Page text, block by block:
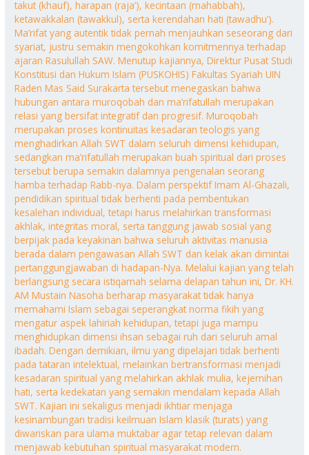
takut (khauf), harapan (raja’), kecintaan (mahabbah),
ketawakkalan (tawakkul), serta kerendahan hati (tawadhu’).
Ma’rifat yang autentik tidak pernah menjauhkan seseorang dari
syariat, justru semakin mengokohkan komitmennya terhadap
ajaran Rasulullah SAW. Menutup kajiannya, Direktur Pusat Studi
Konstitusi dan Hukum Islam (PUSKOHIS) Fakultas Syariah UIN
Raden Mas Said Surakarta tersebut menegaskan bahwa
hubungan antara muroqobah dan ma’rifatullah merupakan
relasi yang bersifat integratif dan progresif. Muroqobah
merupakan proses kontinuitas kesadaran teologis yang
menghadirkan Allah SWT dalam seluruh dimensi kehidupan,
sedangkan ma’rifatullah merupakan buah spiritual dari proses
tersebut berupa semakin dalamnya pengenalan seorang
hamba terhadap Rabb-nya. Dalam perspektif Imam Al-Ghazali,
pendidikan spiritual tidak berhenti pada pembentukan
kesalehan individual, tetapi harus melahirkan transformasi
akhlak, integritas moral, serta tanggung jawab sosial yang
berpijak pada keyakinan bahwa seluruh aktivitas manusia
berada dalam pengawasan Allah SWT dan kelak akan dimintai
pertanggungjawaban di hadapan-Nya. Melalui kajian yang telah
berlangsung secara istiqamah selama delapan tahun ini, Dr. KH.
AM Mustain Nasoha berharap masyarakat tidak hanya
memahami Islam sebagai seperangkat norma fikih yang
mengatur aspek lahiriah kehidupan, tetapi juga mampu
menghidupkan dimensi ihsan sebagai ruh dari seluruh amal
ibadah. Dengan demikian, ilmu yang dipelajari tidak berhenti
pada tataran intelektual, melainkan bertransformasi menjadi
kesadaran spiritual yang melahirkan akhlak mulia, kejernihan
hati, serta kedekatan yang semakin mendalam kepada Allah
SWT. Kajian ini sekaligus menjadi ikhtiar menjaga
kesinambungan tradisi keilmuan Islam klasik (turats) yang
diwariskan para ulama muktabar agar tetap relevan dalam
menjawab kebutuhan spiritual masyarakat modern.